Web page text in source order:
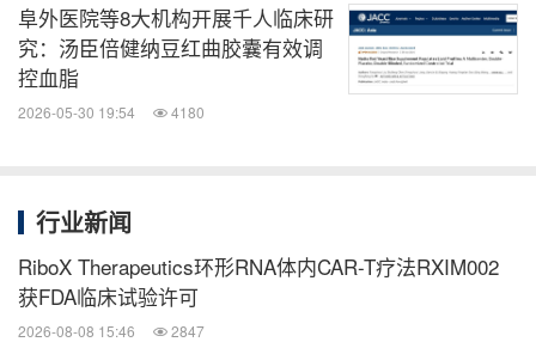
阜外医院等8大机构开展千人临床研
究：汤臣倍健纳豆红曲胶囊有效调
控血脂
2026-05-30 19:54 4180
行业新闻
RiboX Therapeutics环形RNA体内CAR-T疗法RXIM002
获FDA临床试验许可
2026-08-08 15:46 2847